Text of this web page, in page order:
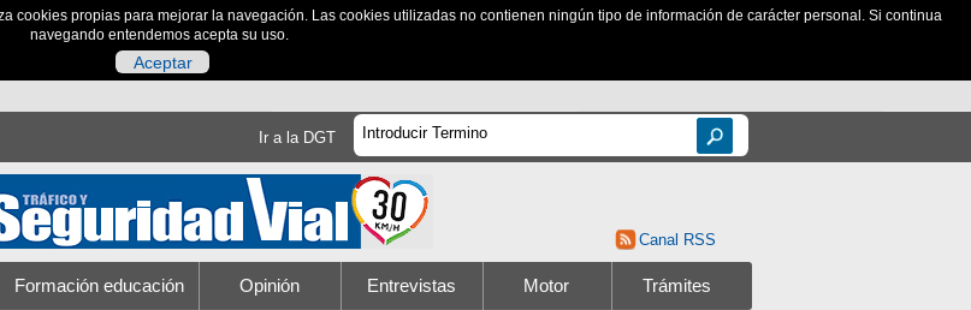
cookies propias para mejorar la navegación. Las cookies utilizadas no contienen ningún tipo de información de carácter personal. Si continua
navegando entendemos acepta su uso.
Aceptar
Ir a la DGT
Canal RSS
Formación educación Opinión Entrevistas Motor Trámites